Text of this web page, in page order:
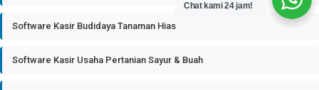
Software Kasir Budidaya Tanaman Hias
Software Kasir Usaha Pertanian Sayur & Buah
Chat kami 24 jam!